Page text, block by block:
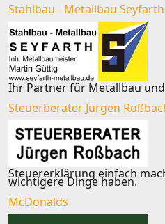
Stahlbau - Metallbau Seyfarth
Ihr Partner für Metallbau
Steuerberater Jürgen
Steuererklärung einfach
wichtigere Dinge haben.
McDonalds